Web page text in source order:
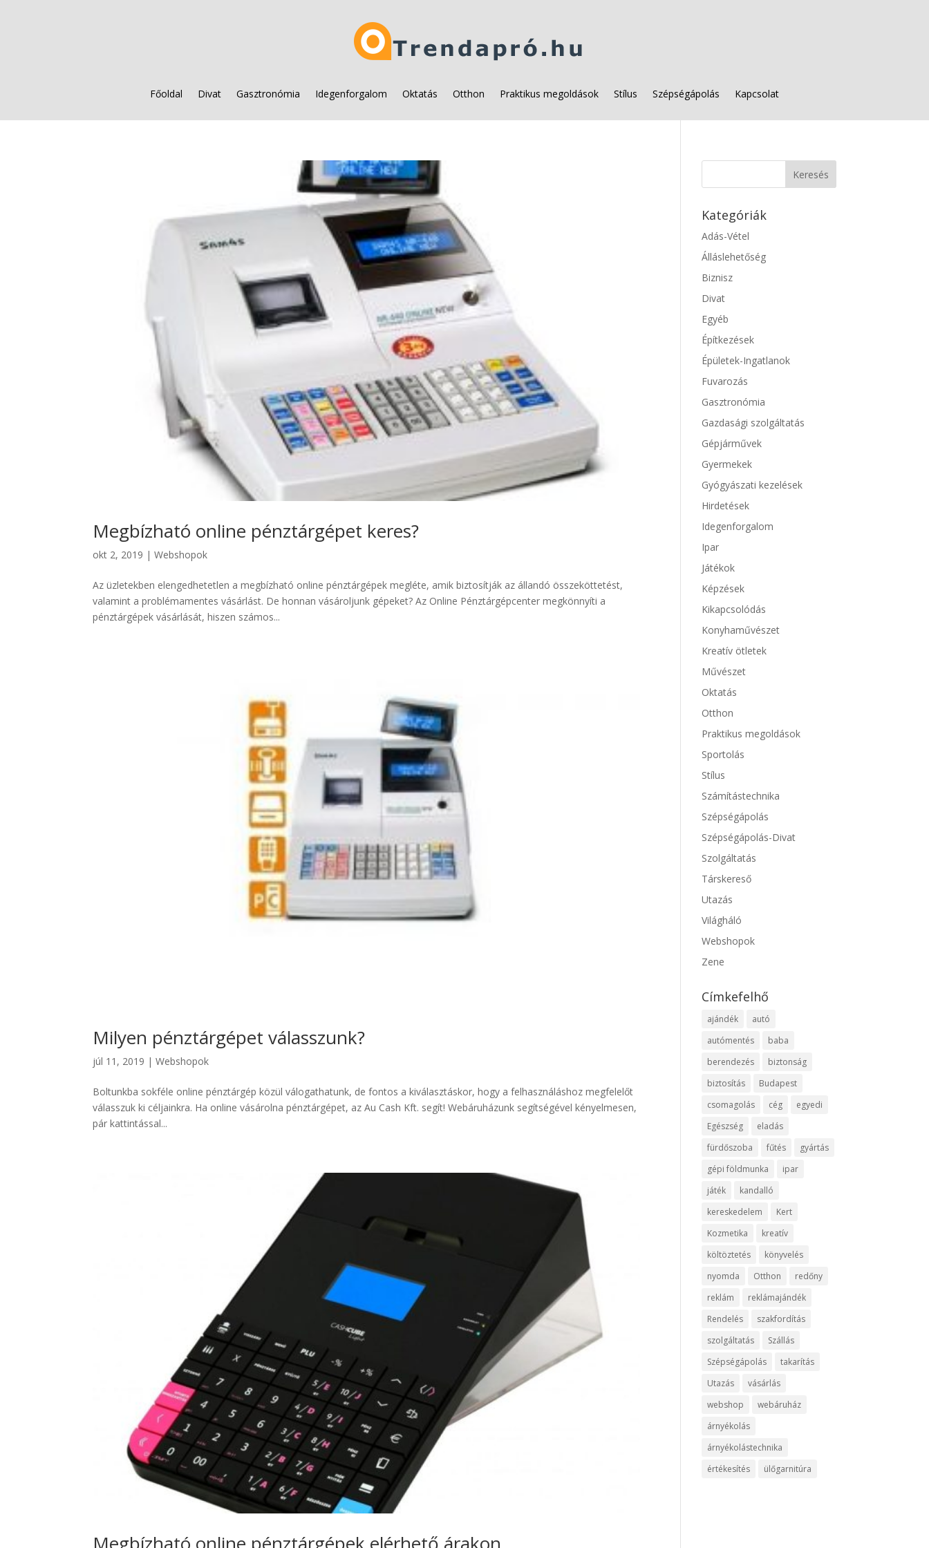
Főoldal Divat Gasztronómia Idegenforgalom Oktatás Otthon Praktikus megoldások Stílus Szépségápolás Kapcsolat
Megbízható online pénztárgépet keres?
okt 2, 2019 |Webshopok
Az üzletekben elengedhetetlen a megbízható online pénztárgépek megléte, amik biztosítják az állandó összeköttetést,
valamint a problémamentes vásárlást. De honnan vásároljunk gépeket? Az Online Pénztárgépcenter megkönnyíti a
pénztárgépek vásárlását, hiszen számos...
Milyen pénztárgépet válasszunk?
júl 11, 2019 |Webshopok
Boltunkba sokféle online pénztárgép közül válogathatunk, de fontos a kiválasztáskor, hogy a felhasználáshoz megfelelőt
válasszuk ki céljainkra. Ha online vásárolna pénztárgépet, az Au Cash Kft. segít! Webáruházunk segítségével kényelmesen,
pár kattintással...
Kategóriák
Adás-Vétel
Álláslehetőség
Biznisz
Divat
Egyéb
Építkezések
Épületek-Ingatlanok
Fuvarozás
Gasztronómia
Gazdasági szolgáltatás
Gépjárművek
Gyermekek
Gyógyászati kezelések
Hirdetések
Idegenforgalom
Ipar
Játékok
Képzések
Kikapcsolódás
Konyhaművészet
Kreatív ötletek
Művészet
Oktatás
Otthon
Praktikus megoldások
Sportolás
Stílus
Számítástechnika
Szépségápolás
Szépségápolás-Divat
Szolgáltatás
Társkereső
Utazás
Világháló
Webshopok
Zene
Címkefelhő
ajándék
autó
autómentés
baba
berendezés
biztonság
biztosítás
Budapest
csomagolás
cég
egyedi
Egészség
eladás
fürdőszoba
fűtés
gyártás
gépi földmunka
ipar
játék
kandalló
kereskedelem
Kert
Kozmetika
kreatív
költöztetés
könyvelés
nyomda
Otthon
redőny
reklám
reklámajándék
Rendelés
szakfordítás
szolgáltatás
Szállás
Szépségápolás
takarítás
Utazás
vásárlás
webshop
webáruház
árnyékolás
árnyékolástechnika
értékesítés
ülőgarnitúra